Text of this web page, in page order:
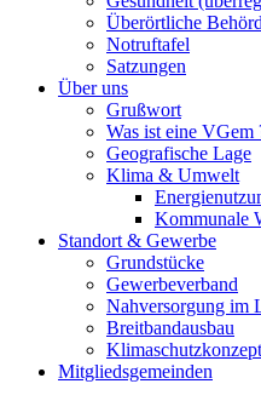
Überörtliche
Notruftafel
Satzungen
Über uns
Grußwort
Was ist eine VGem
Geografische Lage
Klima & Umwelt
Kommunale
Standort & Gewerbe
Grundstücke
Gewerbeverband
Nahversorgung im
Breitbandausbau
Klimaschutzkonzept
Mitgliedsgemeinden